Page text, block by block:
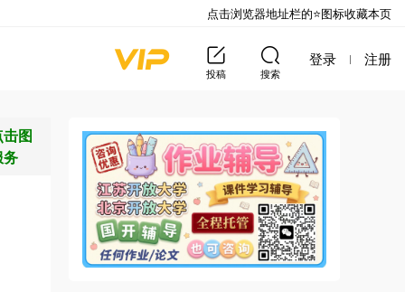
投稿 搜索
登录 注册
图
务
点击浏览器地址栏的⭐图标收藏本页